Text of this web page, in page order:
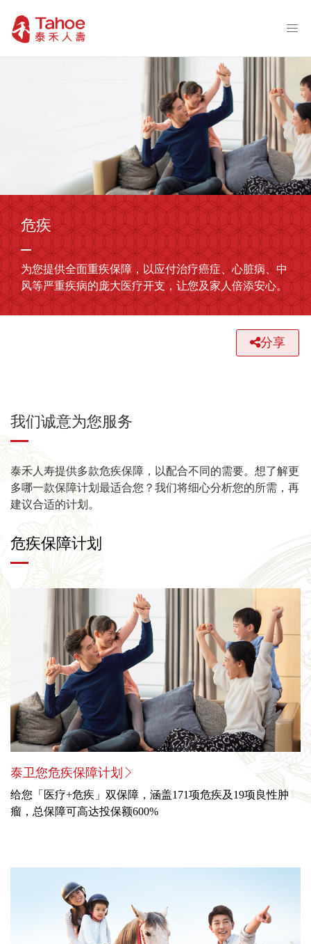
危疾
为您提供全面重疾保障，以应付治疗癌症、心脏病、中
风等严重疾病的庞大医疗开支，让您及家人倍添安心。
分享
我们诚意为您服务
泰禾人寿提供多款危疾保障，以配合不同的需要。想了解更
多哪一款保障计划最适合您？我们将细心分析您的所需，再
建议合适的计划。
危疾保障计划
泰卫您危疾保障计划
给您「医疗+危疾」双保障，涵盖171项危疾及19项良性肿
瘤，总保障可高达投保额600%